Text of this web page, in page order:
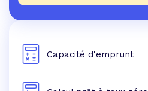
Capacité d'emprunt